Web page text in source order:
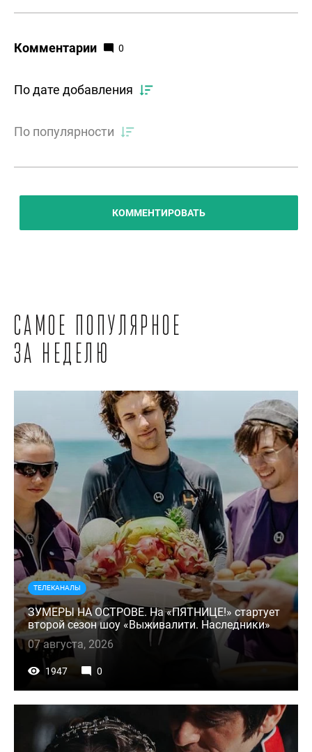
Комментарии 0
По дате добавления
По популярности
КОММЕНТИРОВАТЬ
Самое популярное
за неделю
ТЕЛЕКАНАЛЫ
ЗУМЕРЫ НА ОСТРОВЕ. На «ПЯТНИЦЕ!» стартует
второй сезон шоу «Выживалити. Наследники»
07 августа, 2026
1947 0